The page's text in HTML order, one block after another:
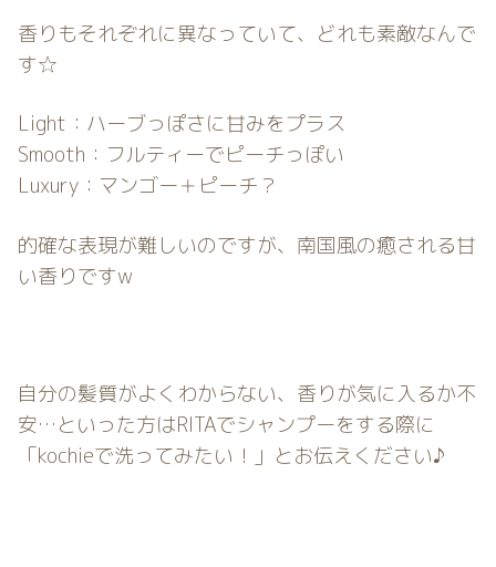
香りもそれぞれに異なっていて、どれも素敵なんで
す☆
Light：ハーブっぽさに甘みをプラス
Smooth：フルティーでピーチっぽい
Luxury：マンゴー＋ピーチ？
的確な表現が難しいのですが、南国風の癒される甘
い香りですw
自分の髪質がよくわからない、香りが気に入るか不
安…といった方はRITAでシャンプーをする際に
「kochieで洗ってみたい！」とお伝えください♪